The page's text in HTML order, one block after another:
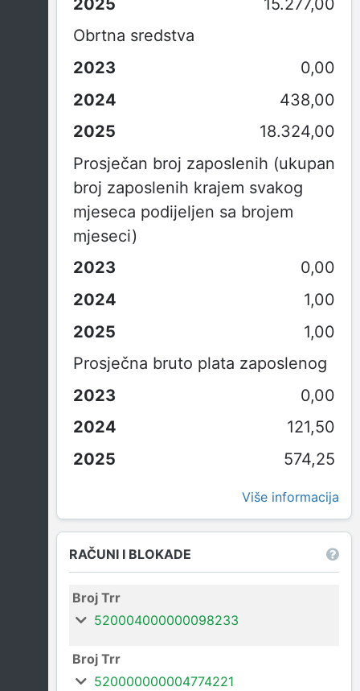
Obrtna sredstva
0,00
438,00
18.324,00
Prosječan broj zaposlenih (ukupan
broj zaposlenih krajem svakog
mjeseca podijeljen sa brojem
mjeseci)
0,00
1,00
1,00
Prosječna bruto plata zaposlenog
0,00
121,50
574,25
Više informacija
RAČUNI I BLOKADE
Broj Trr
520004000000098233
Broj Trr
520000000004774221